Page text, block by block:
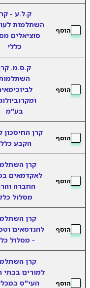
הוסף
ק.ל.ע -
השתלמות
סוציאלים
כללי
הוסף
ק.ס.מ.
בע"מ
הוסף
קרן החיסכון
הקבע
הוסף
קרן
לאקדמאים
החברה
מסלול
הוסף
קרן
להנדסאים
- מסלול
הוסף
קרן
למורים בבתי
העי"ס